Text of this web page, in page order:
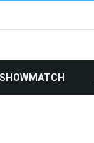
SHOWMATCH